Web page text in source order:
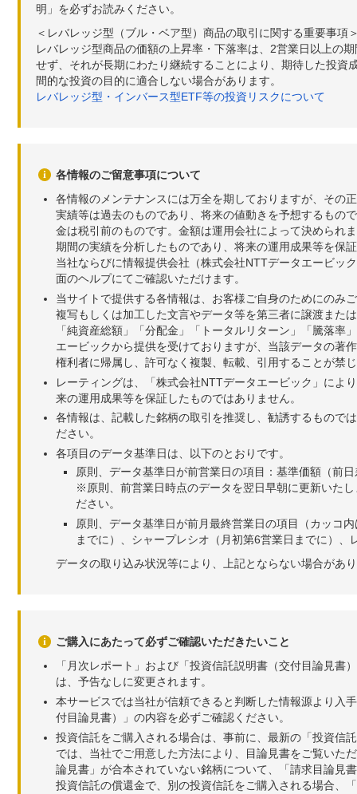
明」を必ずお読みください。
＜レバレッジ型（ブル・ベア型）商品の取引に関する重要事項
レバレッジ型商品の価額の上昇率・下落率は、2営業日以上の
せず、それが長期にわたり継続することにより、期待した投
間的な投資の目的に適合しない場合があります。
レバレッジ型・インバース型ETF等の投資リスクについて
各情報のご留意事項について
各情報のメンテナンスには万全を期しておりますが、その
実績等は過去のものであり、将来の値動きを予想するもの
金は税引前のものです。金額は運用会社によって決められ
期間の実績を分析したものであり、将来の運用成果等を保
当社ならびに情報提供会社（株式会社NTTデータエービッ
面のヘルプにてご確認いただけます。
当サイトで提供する各情報は、お客様ご自身のためにのみ
複写もしくは加工した文言やデータ等を第三者に譲渡また
「純資産総額」「分配金」「トータルリターン」「騰落
エービックから提供を受けておりますが、当該データの著
権利者に帰属し、許可なく複製、転載、引用することが禁
レーティングは、「株式会社NTTデータエービック」によ
来の運用成果等を保証したものではありません。
各情報は、記載した銘柄の取引を推奨し、勧誘するもので
ださい。
各項目のデータ基準日は、以下のとおりです。
原則、データ基準日が前営業日の項目：基準価額（前
※原則、前営業日時点のデータを翌日早朝に更新いた
ださい。
原則、データ基準日が前月最終営業日の項目（カッコ
までに）、シャープレシオ（月初第6営業日までに）
データの取り込み状況等により、上記とならない場合があ
ご購入にあたって必ずご確認いただきたいこと
「月次レポート」および「投資信託説明書（交付目論見
は、予告なしに変更されます。
本サービスでは当社が信頼できると判断した情報源より入
付目論見書）」の内容を必ずご確認ください。
投資信託をご購入される場合は、事前に、最新の「投資信
では、当社でご用意した方法により、目論見書をご覧いた
論見書」が合本されていない銘柄について、「請求目論見
投資信託の償還金で、別の投資信託をご購入される場合、